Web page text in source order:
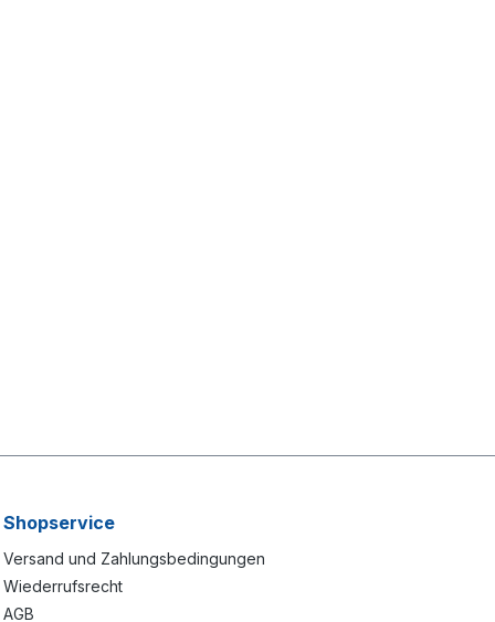
Shopservice
Versand und Zahlungsbedingungen
Wiederrufsrecht
AGB